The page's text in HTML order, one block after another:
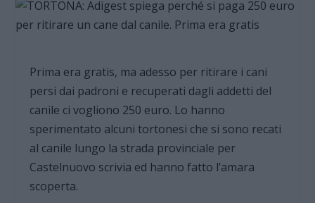
Prima era gratis, ma adesso per ritirare i cani
persi dai padroni e recuperati dagli addetti del
canile ci vogliono 250 euro. Lo hanno
sperimentato alcuni tortonesi che si sono recati
al canile lungo la strada provinciale per
Castelnuovo scrivia ed hanno fatto l’amara
scoperta.